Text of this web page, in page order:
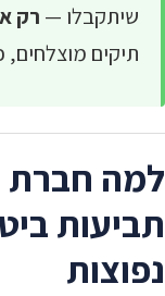
שיתקבלו — רק
תיקים מוצלחים,
למה חברת
תביעות
נפוצות